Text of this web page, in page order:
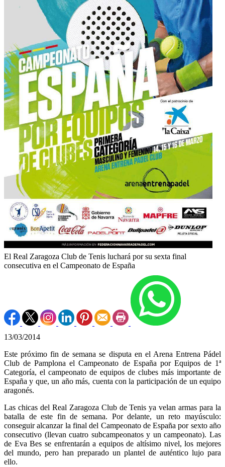
El Real Zaragoza Club de Tenis luchará por su sexta final
consecutiva en el Campeonato de España
13/03/2014
Este próximo fin de semana se disputa en el Arena Entrena Pádel
Club de Pamplona el Campeonato de España por Equipos de 1ª
Categoría, el campeonato de equipos de clubes más importante de
España y que, un año más, cuenta con la participación de un equipo
aragonés.
Las chicas del Real Zaragoza Club de Tenis ya velan armas para la
batalla de este fin de semana. Por delante, un reto mayúsculo:
conseguir alcanzar la final del Campeonato de España por sexto año
consecutivo (llevan cuatro subcampeonatos y un campeonato). Las
de Eva Bes se enfrentarán a equipos de altísimo nivel, los mejores
del mundo, pero han preparado un plantel de auténtico lujo para
ello.